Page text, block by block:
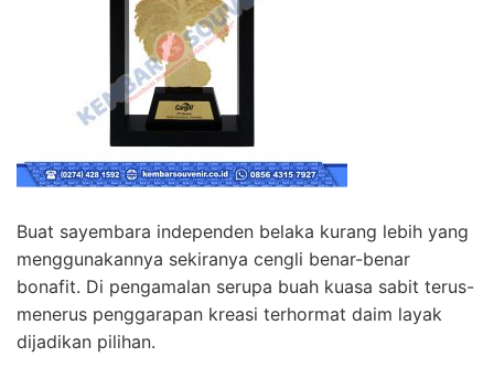
Buat sayembara independen belaka kurang lebih yang
menggunakannya sekiranya cengli benar-benar
bonafit. Di pengamalan serupa buah kuasa sabit terus-
menerus penggarapan kreasi terhormat daim layak
dijadikan pilihan.